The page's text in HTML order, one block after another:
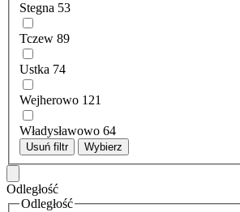
Stegna 53
Tczew 89
Ustka 74
Wejherowo 121
Władysławowo 64
Usuń filtr Wybierz
Odległość
Odległość